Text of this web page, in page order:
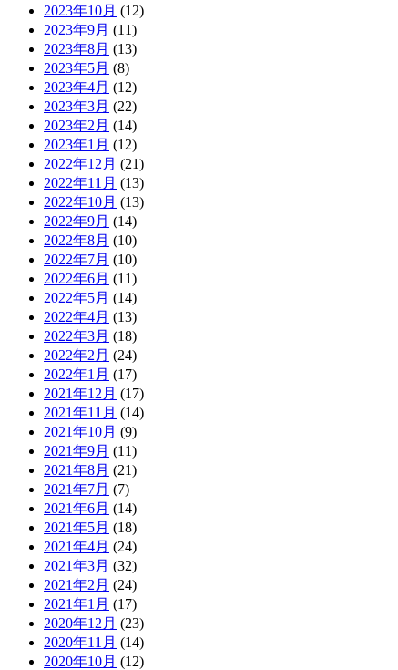
2023年10月 (12)
2023年9月 (11)
2023年8月 (13)
2023年5月 (8)
2023年4月 (12)
2023年3月 (22)
2023年2月 (14)
2023年1月 (12)
2022年12月 (21)
2022年11月 (13)
2022年10月 (13)
2022年9月 (14)
2022年8月 (10)
2022年7月 (10)
2022年6月 (11)
2022年5月 (14)
2022年4月 (13)
2022年3月 (18)
2022年2月 (24)
2022年1月 (17)
2021年12月 (17)
2021年11月 (14)
2021年10月 (9)
2021年9月 (11)
2021年8月 (21)
2021年7月 (7)
2021年6月 (14)
2021年5月 (18)
2021年4月 (24)
2021年3月 (32)
2021年2月 (24)
2021年1月 (17)
2020年12月 (23)
2020年11月 (14)
2020年10月 (12)